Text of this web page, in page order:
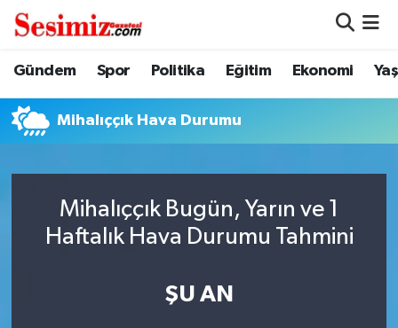
Gündem Spor Politika Eğitim Ekonomi
Mihalıççık Hava Durumu
Mihalıççık Bugün, Yarın ve 1
Haftalık Hava Durumu Tahmini
ŞU AN
Dünya
Eğitim
Genel
Gündem
Nöbetçi Eczaneler
Hava Durumu
Trafik Durumu
Süper Lig Puan Durumu ve Fikstür